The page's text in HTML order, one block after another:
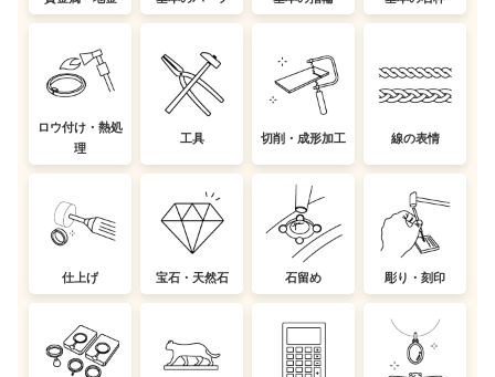
ロウ付け・熱処
理
工具 切削・成形加工 線の表情
仕上げ 宝石・天然石 石留め 彫り・刻印